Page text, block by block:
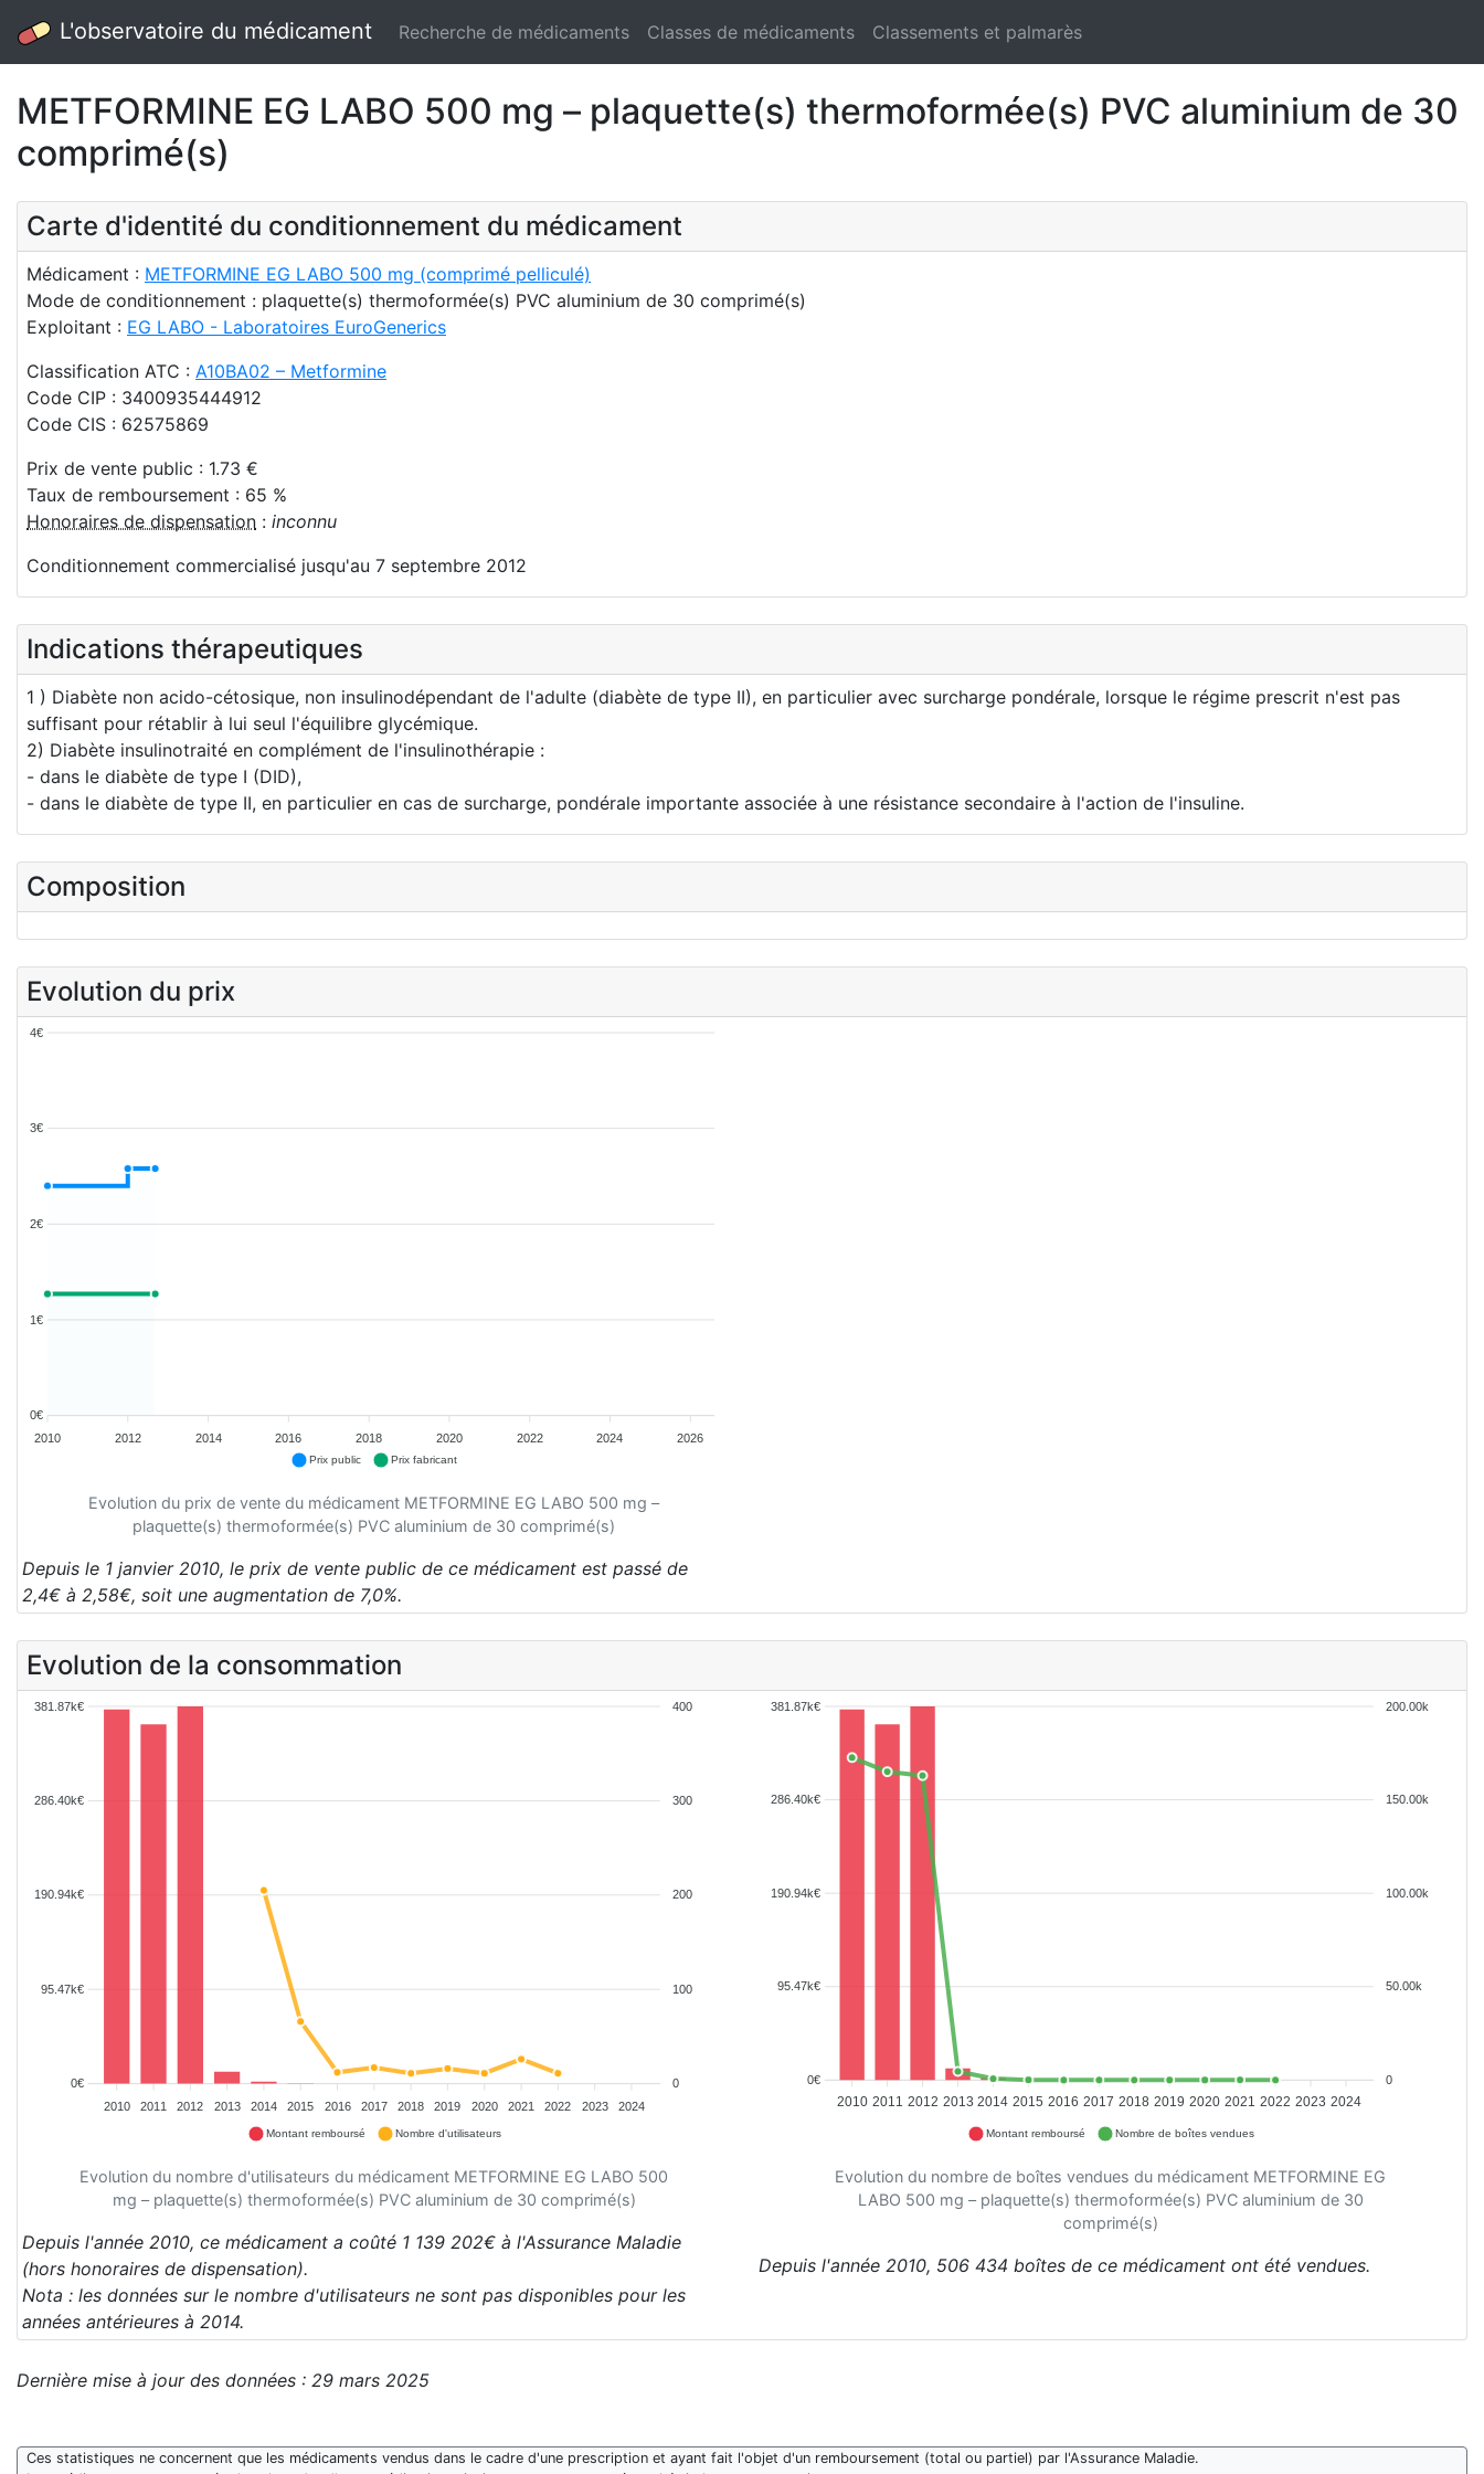
L'observatoire du médicament Recherche de médicaments Classes de médicaments Classements et palmarès
METFORMINE EG LABO 500 mg – plaquette(s) thermoformée(s) PVC aluminium de 30
comprimé(s)
Carte d'identité du conditionnement du médicament
Médicament : METFORMINE EG LABO 500 mg (comprimé pelliculé)
Mode de conditionnement : plaquette(s) thermoformée(s) PVC aluminium de 30 comprimé(s)
Exploitant : EG LABO - Laboratoires EuroGenerics
Classification ATC : A10BA02 – Metformine
Code CIP : 3400935444912
Code CIS : 62575869
Prix de vente public : 1.73 €
Taux de remboursement : 65 %
Honoraires de dispensation : inconnu
Conditionnement commercialisé jusqu'au 7 septembre 2012
Indications thérapeutiques
1 ) Diabète non acido-cétosique, non insulinodépendant de l'adulte (diabète de type II), en particulier avec surcharge pondérale, lorsque le régime prescrit n'est pas
suffisant pour rétablir à lui seul l'équilibre glycémique.
2) Diabète insulinotraité en complément de l'insulinothérapie :
- dans le diabète de type I (DID),
- dans le diabète de type II, en particulier en cas de surcharge, pondérale importante associée à une résistance secondaire à l'action de l'insuline.
Composition
Evolution du prix
4€
3€
2€
1€
0€
2010
2012 2014 2016 2018 2020 2022 2024 2026
Prix public Prix fabricant
Evolution du prix de vente du médicament METFORMINE EG LABO 500 mg –
plaquette(s) thermoformée(s) PVC aluminium de 30 comprimé(s)
Depuis le 1 janvier 2010, le prix de vente public de ce médicament est passé de
2,4€ à 2,58€, soit une augmentation de 7,0%.
Evolution de la consommation
2010 2011 2012 2013 2014 2015 2016 2017 2018 2019 2020 2021 2022 2023 2024
400
300
200
100
0
381.87k€
286.40k€
190.94k€
95.47k€
0€
Montant remboursé Nombre d'utilisateurs
Evolution du nombre d'utilisateurs du médicament METFORMINE EG LABO 500
mg – plaquette(s) thermoformée(s) PVC aluminium de 30 comprimé(s)
Depuis l'année 2010, ce médicament a coûté 1 139 202€ à l'Assurance Maladie
(hors honoraires de dispensation).
Nota : les données sur le nombre d'utilisateurs ne sont pas disponibles pour les
années antérieures à 2014.
2010 2011 2012 2013 2014 2015 2016 2017 2018 2019 2020 2021 2022 2023 2024
200.00k
150.00k
100.00k
50.00k
0
381.87k€
286.40k€
190.94k€
95.47k€
0€
Montant remboursé Nombre de boîtes vendues
Evolution du nombre de boîtes vendues du médicament METFORMINE EG
LABO 500 mg – plaquette(s) thermoformée(s) PVC aluminium de 30
comprimé(s)
Depuis l'année 2010, 506 434 boîtes de ce médicament ont été vendues.
Dernière mise à jour des données : 29 mars 2025
Ces statistiques ne concernent que les médicaments vendus dans le cadre d'une prescription et ayant fait l'objet d'un remboursement (total ou partiel) par l'Assurance Maladie.